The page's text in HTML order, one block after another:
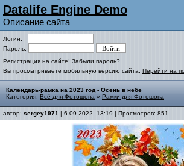
Datalife Engine Demo
Описание сайта
Логин:
Пароль:
Регистрация на сайте! Забыли пароль?
Вы просматриваете мобильную версию сайта. Перейти на
Календарь-рамка на 2023 год - Осень в небе
Категория: Всё для Фотошопа » Рамки для Фотошопа
автор: sergey1971 | 6-09-2022, 13:19 | Просмотров: 851